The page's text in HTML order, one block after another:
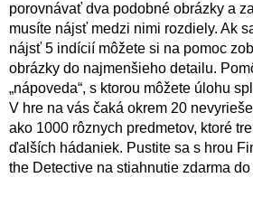
porovnávať dva podobné obrázky a
musíte nájsť medzi nimi rozdiely. Ak
nájsť 5 indícií môžete si na pomoc
obrázky do najmenšieho detailu.
„nápoveda“, s ktorou môžete úlohu
V hre na vás čaká okrem 20
ako 1000 rôznych predmetov, ktoré
ďalších hádaniek. Pustite sa s hrou
the Detective na stiahnutie zdarma do